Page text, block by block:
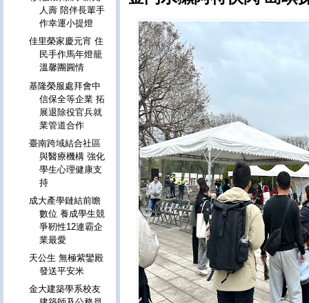
人壽 陪伴長輩手
作幸運小提燈
佳里榮家慶元宵 住
民手作馬年燈籠
溫馨團圓情
基隆榮服處拜會中
信保全等企業 拓
展退除役官兵就
業管道合作
臺南跨域結合社區
與醫療機構 強化
學生心理健康支
持
成大產學鏈結前瞻
數位 養成學生競
爭靭性12連霸企
業最愛
天公生 無極紫鑾殿
發送平安米
金大建築學系校友